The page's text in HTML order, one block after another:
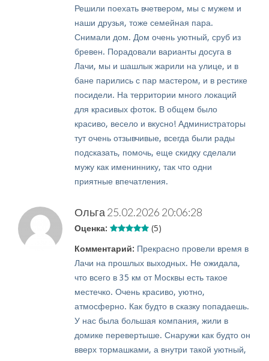
Решили поехать вчетвером, мы с мужем и
наши друзья, тоже семейная пара.
Снимали дом. Дом очень уютный, сруб из
бревен. Порадовали варианты досуга в
Лачи, мы и шашлык жарили на улице, и в
бане парились с пар мастером, и в рестике
посидели. На территории много локаций
для красивых фоток. В общем было
красиво, весело и вкусно! Администраторы
тут очень отзывчивые, всегда были рады
подсказать, помочь, еще скидку сделали
мужу как имениннику, так что одни
приятные впечатления.
Ольга 25.02.2026 20:06:28
Оценка: (5)
Комментарий: Прекрасно провели время в
Лачи на прошлых выходных. Не ожидала,
что всего в 35 км от Москвы есть такое
местечко. Очень красиво, уютно,
атмосферно. Как будто в сказку попадаешь.
У нас была большая компания, жили в
домике перевертыше. Снаружи как будто он
вверх тормашками, а внутри такой уютный,